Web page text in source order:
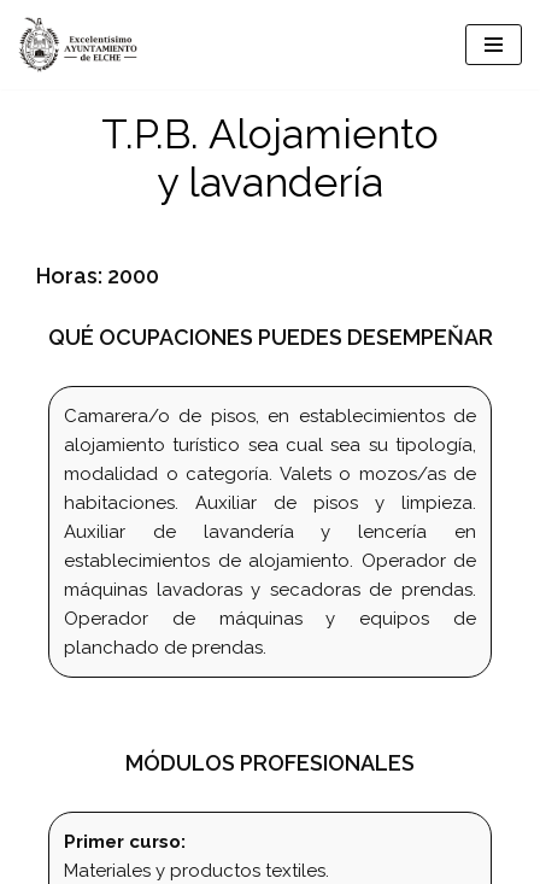
Saltar
contenidoT.P.B. Alojamiento
y lavandería
Horas: 2000
QUÉ OCUPACIONES PUEDES DESEMPEŇAR
Camarera/o de pisos, en establecimientos de
alojamiento turístico sea cual sea su tipología,
modalidad o categoría. Valets o mozos/as de
habitaciones. Auxiliar de pisos y limpieza.
Auxiliar de lavandería y lencería en
establecimientos de alojamiento. Operador de
máquinas lavadoras y secadoras de prendas.
Operador de máquinas y equipos de
planchado de prendas.
MÓDULOS PROFESIONALES
Primer curso:
Materiales y productos textiles.